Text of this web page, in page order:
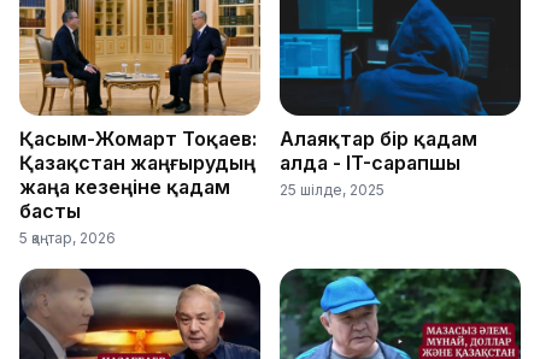
Қасым-Жомарт Тоқаев:
Қазақстан жаңғырудың
жаңа кезеңіне қадам
басты
5 қаңтар, 2026
Алаяқтар бір қадам
алда - IT-сарапшы
25 шілде, 2025